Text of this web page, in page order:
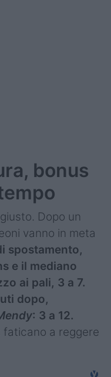
bonus
Dopo un
vanno in meta
spostamento,
e il mediano
ai pali, 3 a 7.
dopo,
: 3 a 12.
faticano a reggere